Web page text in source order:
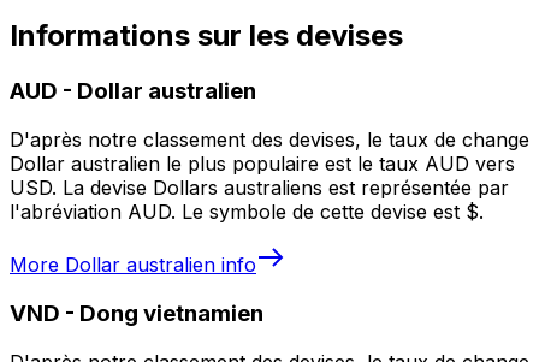
Informations sur les devises
AUD - Dollar australien
D'après notre classement des devises, le taux de change
Dollar australien le plus populaire est le taux AUD vers
USD. La devise Dollars australiens est représentée par
l'abréviation AUD. Le symbole de cette devise est $.
More Dollar australien info
VND - Dong vietnamien